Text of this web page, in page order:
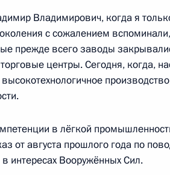
Показать предыдущие
Военно-
Владимирович, когда я
с сожалением
прежде всего заводы
центры. Сегодня, когда,
в лёгкой
от августа прошлого года по
интересах Вооружённых Сил.